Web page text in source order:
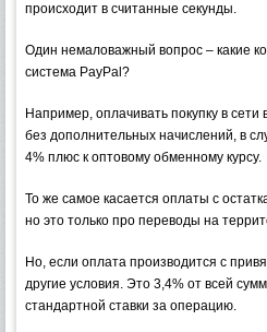
происходит в считанные секунды.
Один немаловажный вопрос – какие
система PayPal?
Например, оплачивать покупку в
без дополнительных начислений, в
4% плюс к оптовому обменному курсу.
То же самое касается оплаты с
но это только про переводы на
Но, если оплата производится с
другие условия. Это 3,4% от всей
стандартной ставки за операцию.